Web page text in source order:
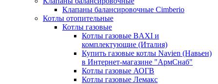
Клапаны балансировочные Cimberio
Котлы отопительные
Котлы газовые
Котлы газовые BAXI и
комплектующие (Италия)
Купить газовые котлы Navien (Навьен)
в Интернет-магазине "АрмСнаб"
Котлы газовые АОГВ
Котлы газовые Лемакс